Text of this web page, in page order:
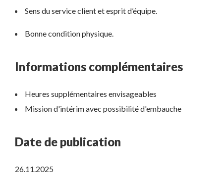
Sens du service client et esprit d’équipe.
Bonne condition physique.
Informations complémentaires
Heures supplémentaires envisageables
Mission d'intérim avec possibilité d'embauche
Date de publication
26.11.2025